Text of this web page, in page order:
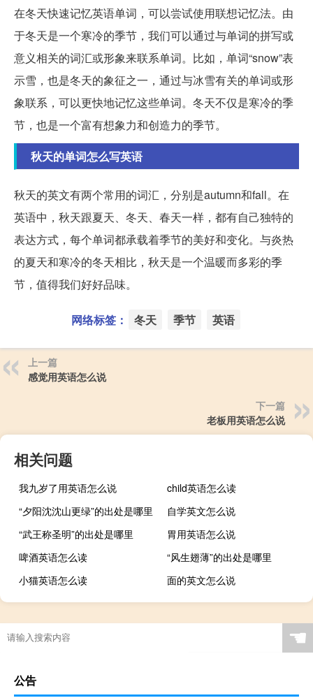
在冬天快速记忆英语单词，可以尝试使用联想记忆法。由
于冬天是一个寒冷的季节，我们可以通过与单词的拼写或
意义相关的词汇或形象来联系单词。比如，单词“snow”表
示雪，也是冬天的象征之一，通过与冰雪有关的单词或形
象联系，可以更快地记忆这些单词。冬天不仅是寒冷的季
节，也是一个富有想象力和创造力的季节。
秋天的单词怎么写英语
秋天的英文有两个常用的词汇，分别是autumn和fall。在
英语中，秋天跟夏天、冬天、春天一样，都有自己独特的
表达方式，每个单词都承载着季节的美好和变化。与炎热
的夏天和寒冷的冬天相比，秋天是一个温暖而多彩的季
节，值得我们好好品味。
网络标签： 冬天 季节 英语
上一篇
感觉用英语怎么说
下一篇
老板用英语怎么说
相关问题
我九岁了用英语怎么说
child英语怎么读
“夕阳沈沈山更绿”的出处是哪里
自学英文怎么说
“武王称圣明”的出处是哪里
胃用英语怎么说
啤酒英语怎么读
“风生翅薄”的出处是哪里
小猫英语怎么读
面的英文怎么说
☚
公告